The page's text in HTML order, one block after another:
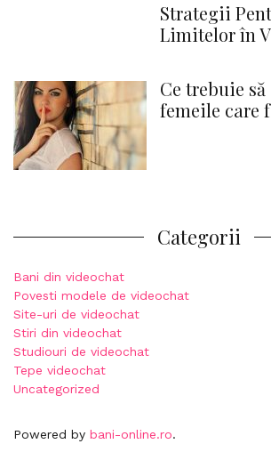
Strategii
Limitelor în
Ce trebuie
femeile care
Categorii
Bani din videochat
Povesti modele de videochat
Site-uri de videochat
Stiri din videochat
Studiouri de videochat
Tepe videochat
Uncategorized
Powered by bani-online.ro.